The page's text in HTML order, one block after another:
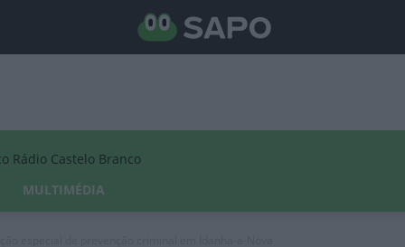
Rádio Castelo Branco
MULTIMÉDIA